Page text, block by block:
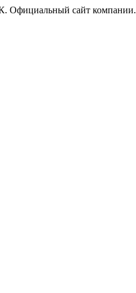
Официальный сайт компании.